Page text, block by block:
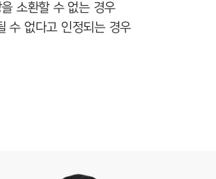
소환할 수 없는 경우
수 없다고 인정되는 경우